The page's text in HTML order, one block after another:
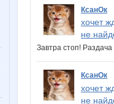
КсанОк
хочет
не
Завтра стоп!
КсанОк
хочет
не